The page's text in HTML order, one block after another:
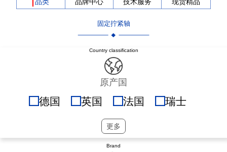
固定拧紧轴
Country classification
原产国
德国 英国 法国
瑞士
奥地利
丹麦
更多
Brand